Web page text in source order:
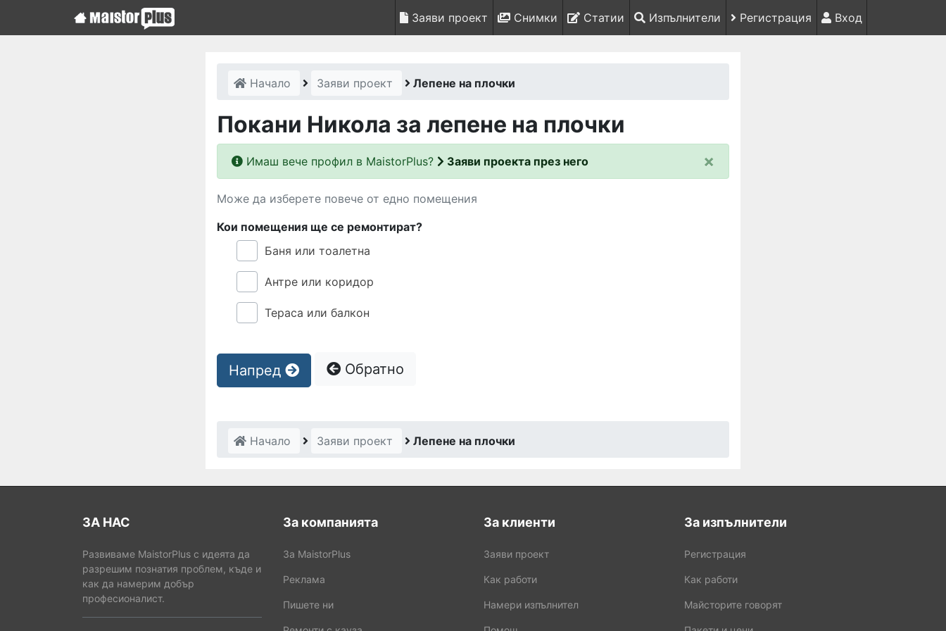
Заяви проект Снимки Статии Изпълнители Регистрация Вход
Начало Заяви проект Лепене на плочки
Покани Никола за лепене на плочки
Имаш вече профил в MaistorPlus? Заяви проекта през него ×
Може да изберете повече от едно помещения
Кои помещения ще се ремонтират?
Баня или тоалетна
Антре или коридор
Тераса или балкон
Напред Обратно
Начало Заяви проект Лепене на плочки
ЗА НАС
Развиваме MaistorPlus с идеята да
разрешим познатия проблем, къде и
как да намерим добър
професионалист.
За компанията
За MaistorPlus
Реклама
Пишете ни
За клиенти
Заяви проект
Как работи
Намери изпълнител
За изпълнители
Регистрация
Как работи
Майсторите говорят